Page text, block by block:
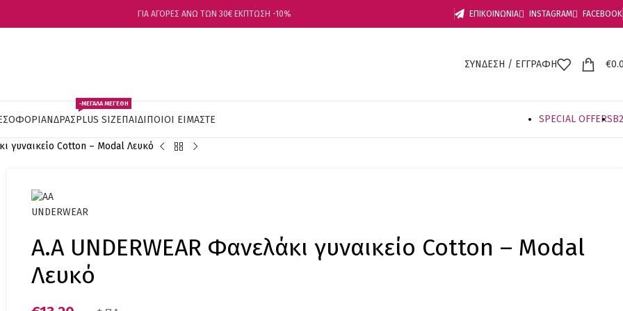
ΓΙΑ ΑΓΟΡΕΣ ΑΝΩ ΤΩΝ 30€ ΕΚΠΤΩΣΗ -10% ΕΠΙΚΟΙΝΩΝΙΑ INSTAGRAM FACEBOOK
ΣΥΝΔΕΣΗ / ΕΓΓΡΑΦΗ €
ΑΝΔΡΑΣPLUS SIZE
-ΜΕΓΑΛΑ ΜΕΓΕΘΗ
ΠΑΙΔΙΠΟΙΟΙ ΕΙΜΑΣΤΕ SPECIAL OFFERS
γυναικείο Cotton – Modal Λευκό
Α.A UNDERWEAR Φανελάκι γυναικείο Cotton – Modal
Λευκό